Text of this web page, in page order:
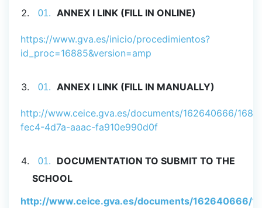
ANNEX I LINK (FILL IN ONLINE)
https://www.gva.es/inicio/procedimientos?
id_proc=16885&version=amp
ANNEX I LINK (FILL IN MANUALLY)
http://www.ceice.gva.es/documents/162640666/
fec4-4d7a-aaac-fa910e990d0f
DOCUMENTATION TO SUBMIT TO THE
SCHOOL
http://www.ceice.gva.es/documents/162640666/